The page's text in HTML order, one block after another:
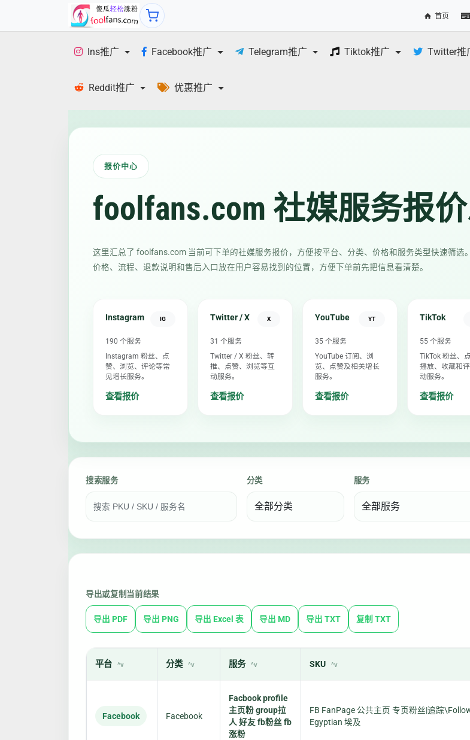
首页
Ins推广 Facebook推广 Telegram推广 Tiktok推广 Twitter推
Reddit推广 优惠推广
报价中心
foolfans.com 社媒服务报
这里汇总了 foolfans.com 当前可下单的社媒服务报价，方便按平台、分类、价格和服务类型快速筛
价格、流程、退款说明和售后入口放在用户容易找到的位置，方便下单前先把信息看清楚。
Instagram IG
190 个服务
Instagram 粉丝、点
赞、浏览、评论等常
见增长服务。
查看报价
Twitter / X X
31 个服务
Twitter / X 粉丝、转
推、点赞、浏览等互
动服务。
查看报价
YouTube YT
35 个服务
YouTube 订阅、浏
览、点赞及相关增长
服务。
查看报价
TikTok
55 个服务
TikTok 粉丝、点
播放、收藏和
动服务。
查看报价
搜索服务 分类 服务
导出或复制当前结果
导出 PDF 导出 PNG 导出 Excel 表 导出 MD 导出 TXT 复制 TXT
平台 分类 服务 SKU
Facebook Facebook
Facbook profile
主页粉 group拉
人 好友 fb粉丝 fb
涨粉
FB FanPage 公共主页 专页粉丝|追踪
Egyptian 埃及